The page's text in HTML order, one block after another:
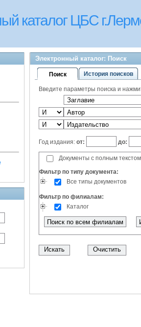
каталог ЦБС
Электронный каталог: Поиск
Поиск История поисков
Введите параметры поиска и
Год издания: от: до:
Документы с полным текстом
Фильтр по типу документа:
Все типы документов
Фильтр по филиалам:
Каталог
Поиск по всем филиалам